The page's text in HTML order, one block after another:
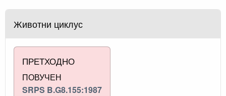
Животни циклус
ПРЕТХОДНО
ПОВУЧЕН
SRPS B.G8.155:1987